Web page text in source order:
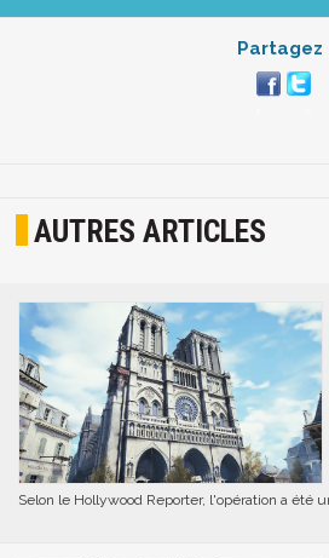
Partagez
AUTRES ARTICLES
Selon le Hollywood Reporter, l'opération a été